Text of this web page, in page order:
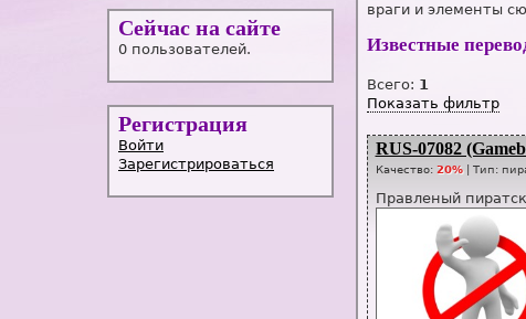
Сейчас на сайте
0 пользователей.
Регистрация
Войти
Зарегистрироваться
враги и элементы
Известные
Всего: 1
Показать фильтр
RUS-07082
Качество: 20% | Тип:
Правленый